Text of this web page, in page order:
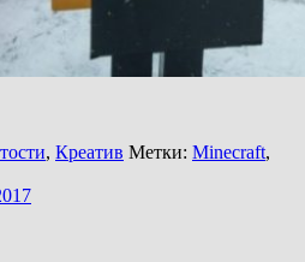
, Креатив Метки: Minecraft,